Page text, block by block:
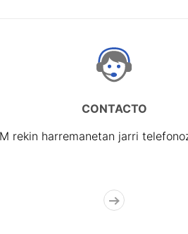
CONTACTO
rekin harremanetan jarri